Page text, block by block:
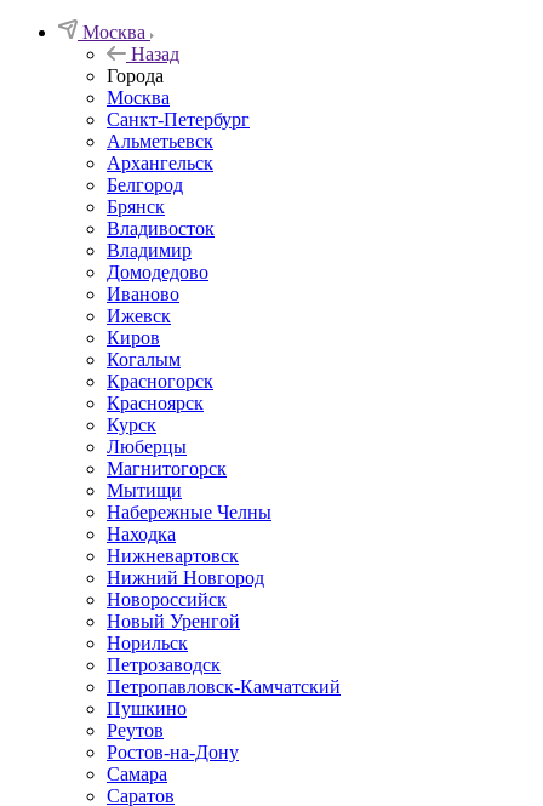
Москва
Назад
Города
Москва
Санкт-Петербург
Альметьевск
Архангельск
Белгород
Брянск
Владивосток
Владимир
Домодедово
Иваново
Ижевск
Киров
Когалым
Красногорск
Красноярск
Курск
Люберцы
Магнитогорск
Мытищи
Набережные Челны
Находка
Нижневартовск
Нижний Новгород
Новороссийск
Новый Уренгой
Норильск
Петрозаводск
Петропавловск-Камчатский
Пушкино
Реутов
Ростов-на-Дону
Самара
Саратов